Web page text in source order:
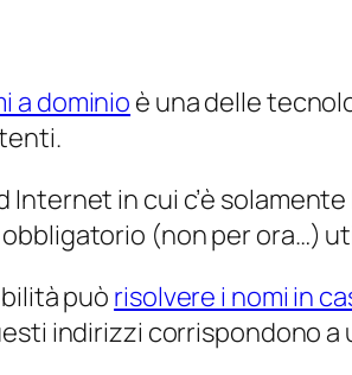
a dominio è una delle
Internet in cui c’è
(non per ora…)
puòrisolvere i nomi in
indirizzi corrispondono